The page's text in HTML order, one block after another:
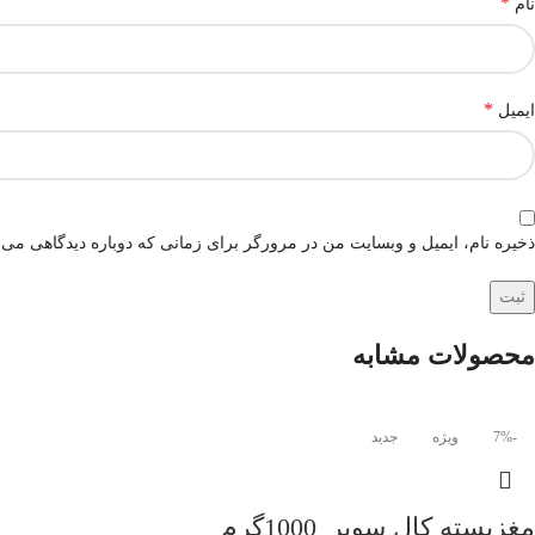
نام
ایمیل *
ذخیره نام، ایمیل و وبسایت من در مرورگر برای زمانی که دوباره دیدگاهی
محصولات مشابه
-7% ویژه جدید
مغزپسته کال سوپر_1000گرم